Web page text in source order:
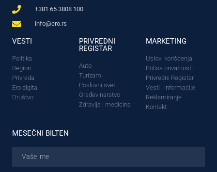
+381 65 3808 100
info@ero.rs
VESTI
Politika
Region
Privreda
Ero digital
Društvo
PRIVREDNI
REGISTAR
Auto
Turizam
Poslovni svet
Građevinarstvo
Zdravlje i medicina
MARKETING
Uslovi korišćenja
Polisa privatnosti
Privredni Registar
Vesti i informacije
Reklamiranje
Kontakt
MESEČNI BILTEN